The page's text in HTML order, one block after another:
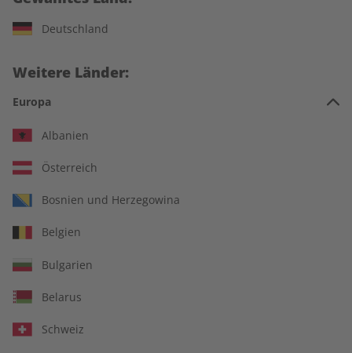
Deutschland
Weitere Länder:
Europa
Albanien
Österreich
Bosnien und Herzegowina
Belgien
Bulgarien
Belarus
Schweiz